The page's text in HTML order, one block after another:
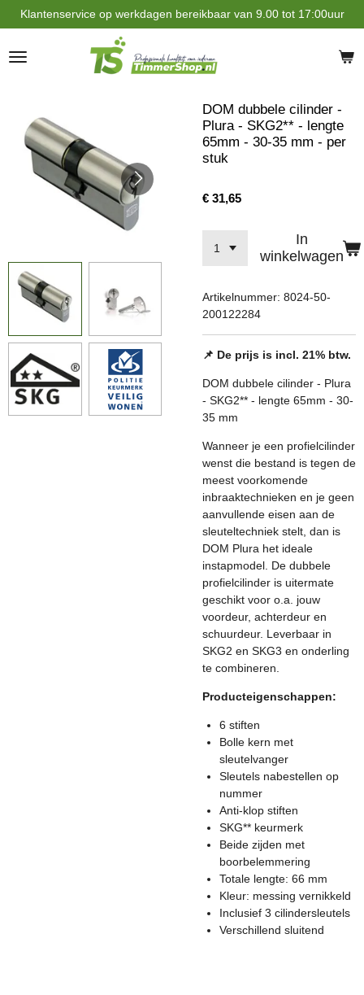
Ga
direct
naar
de
Klantenservice op werkdagen bereikbaar van 9.00 tot 17:00uur
DOM dubbele cilinder -
Plura - SKG2** - lengte
65mm - 30-35 mm - per
stuk
€ 31,65
In
winkelwagen
Artikelnummer: 8024-50-
200122284
📌 De prijs is incl. 21% btw.
DOM dubbele cilinder - Plura
- SKG2** - lengte 65mm - 30-
35 mm
Wanneer je een profielcilinder
wenst die bestand is tegen de
meest voorkomende
inbraaktechnieken en je geen
aanvullende eisen aan de
sleuteltechniek stelt, dan is
DOM Plura het ideale
instapmodel. De dubbele
profielcilinder is uitermate
geschikt voor o.a. jouw
voordeur, achterdeur en
schuurdeur. Leverbaar in
SKG2 en SKG3 en onderling
te combineren.
Producteigenschappen:
6 stiften
Bolle kern met
sleutelvanger
Sleutels nabestellen op
nummer
Anti-klop stiften
SKG** keurmerk
Beide zijden met
boorbelemmering
Totale lengte: 66 mm
Kleur: messing vernikkeld
Inclusief 3 cilindersleutels
Verschillend sluitend